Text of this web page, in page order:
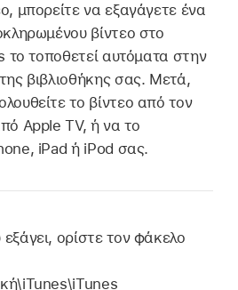
μπορείτε να εξαγάγετε ένα
βίντεο στο
το τοποθετεί αυτόματα στην
βιβλιοθήκης σας. Μετά,
το βίντεο από τον
Apple TV, ή να το
iPad ή iPod σας.
ορίστε τον φάκελο